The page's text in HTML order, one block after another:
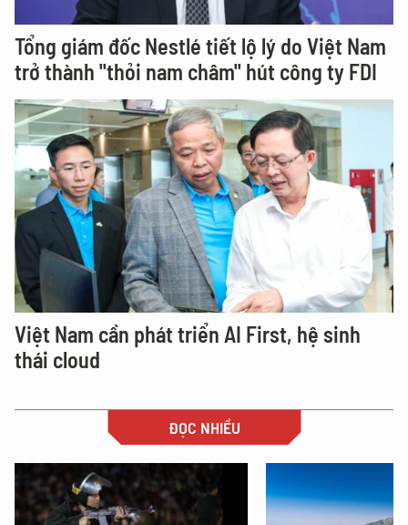
Tổng giám đốc Nestlé tiết lộ lý do Việt Nam
trở thành "thỏi nam châm" hút công ty FDI
Việt Nam cần phát triển AI First, hệ sinh
thái cloud
ĐỌC NHIỀU